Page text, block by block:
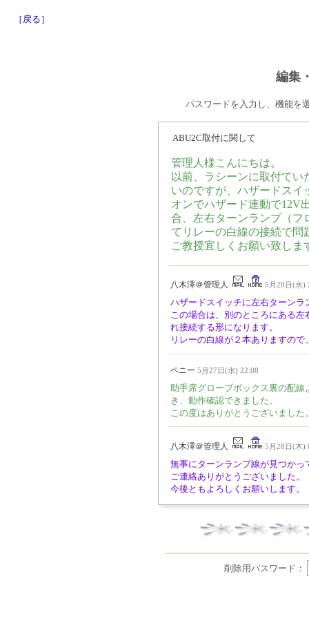
［戻る］
編集
パスワードを入力し、機能を
ABU2C取付に関して
管理人様こんにちは。
以前、ラシーンに取付て
いのですが、ハザードスイ
オンでハザード連動で12V
合、左右ターンランプ（フ
てリレーの白線の接続で問
ご教授宜しくお願い致しま
八木澤＠管理人 5月20日(水)
ハザードスイッチに左右ターン
この場合は、別のところにある
れ接続する形になります。
リレーの白線が２本ありますの
ペニー 5月27日(水) 22:08
助手席グローブボックス裏の配
き、動作確認できました。
この度はありがとうございました
八木澤＠管理人 5月28日(木)
無事にターンランプ線が見つかっ
ご連絡ありがとうございました。
今後ともよろしくお願いします。
削除用パスワード：